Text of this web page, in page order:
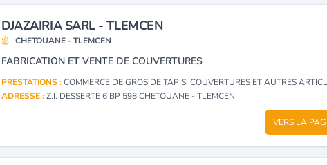
DJAZAIRIA SARL - TLEMCEN
CHETOUANE - TLEMCEN
FABRICATION ET VENTE DE COUVERTURES
PRESTATIONS :COMMERCE DE GROS DE TAPIS, COUVERTURES ET AUTRES ARTICLES SIMILAIRES À BASE DE MATIÈRES
ADRESSE :Z.I. DESSERTE 6 BP 598 CHETOUANE - TLEMCEN
VERS LA